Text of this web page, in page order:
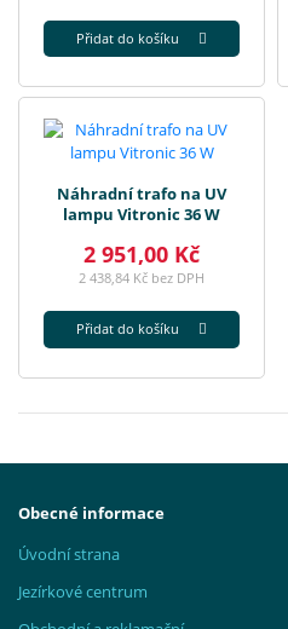
Přidat do košíku
Náhradní trafo na UV
lampu Vitronic 36 W
2 951,00 Kč
2 438,84 Kč bez DPH
Přidat do košíku
Obecné informace
Úvodní strana
Jezírkové centrum